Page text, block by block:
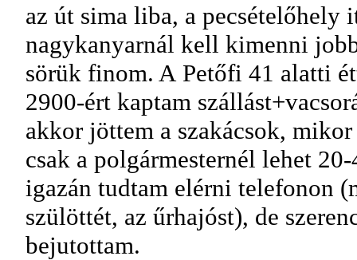
az út sima liba, a
nagykanyarnál kell kimenni
sörük finom. A Petőfi 41 alatti
2900-ért kaptam
akkor jöttem a szakácsok,
csak a polgármesternél lehet
igazán tudtam elérni telefonon
szülöttét, az űrhajóst), de
bejutottam.